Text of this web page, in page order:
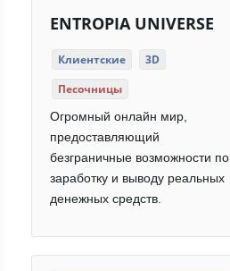
ENTROPIA UNIVERSE
Клиентские
3D
Песочницы
Огромный онлайн мир,
предоставляющий
безграничные возможности по
заработку и выводу реальных
денежных средств.